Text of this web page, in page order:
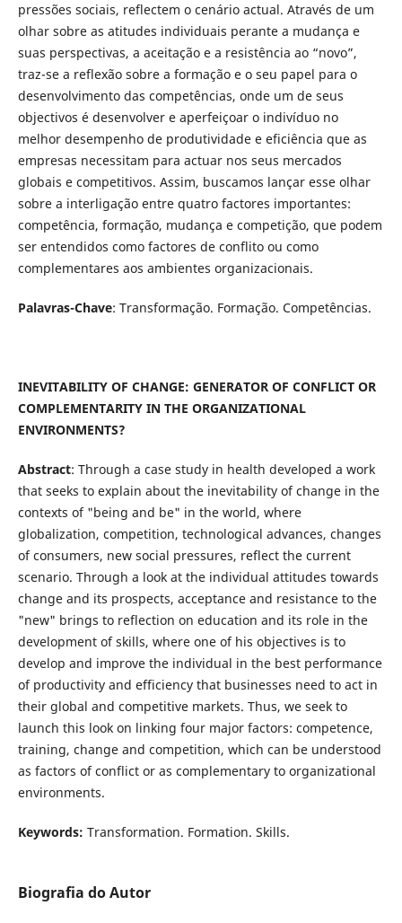
pressões sociais, reflectem o cenário actual. Através de um
olhar sobre as atitudes individuais perante a mudança e
suas perspectivas, a aceitação e a resistência ao “novo”,
traz-se a reflexão sobre a formação e o seu papel para o
desenvolvimento das competências, onde um de seus
objectivos é desenvolver e aperfeiçoar o indivíduo no
melhor desempenho de produtividade e eficiência que as
empresas necessitam para actuar nos seus mercados
globais e competitivos. Assim, buscamos lançar esse olhar
sobre a interligação entre quatro factores importantes:
competência, formação, mudança e competição, que podem
ser entendidos como factores de conflito ou como
complementares aos ambientes organizacionais.
Palavras-Chave: Transformação. Formação. Competências.
INEVITABILITY OF CHANGE: GENERATOR OF CONFLICT OR
COMPLEMENTARITY IN THE ORGANIZATIONAL
ENVIRONMENTS?
Abstract: Through a case study in health developed a work
that seeks to explain about the inevitability of change in the
contexts of "being and be" in the world, where
globalization, competition, technological advances, changes
of consumers, new social pressures, reflect the current
scenario. Through a look at the individual attitudes towards
change and its prospects, acceptance and resistance to the
"new" brings to reflection on education and its role in the
development of skills, where one of his objectives is to
develop and improve the individual in the best performance
of productivity and efficiency that businesses need to act in
their global and competitive markets. Thus, we seek to
launch this look on linking four major factors: competence,
training, change and competition, which can be understood
as factors of conflict or as complementary to organizational
environments.
Keywords: Transformation. Formation. Skills.
Biografia do Autor